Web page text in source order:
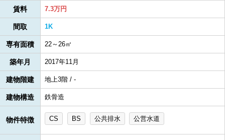
賃料 7.3万円
間取 1K
専有面積 22～26㎡
築年月 2017年11月
建物階建 地上3階 / -
建物構造 鉄骨造
物件特徴 CS BS 公共排水 公営水道